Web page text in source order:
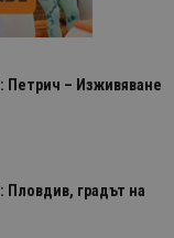
Петрич – Изживяване
Пловдив, градът на